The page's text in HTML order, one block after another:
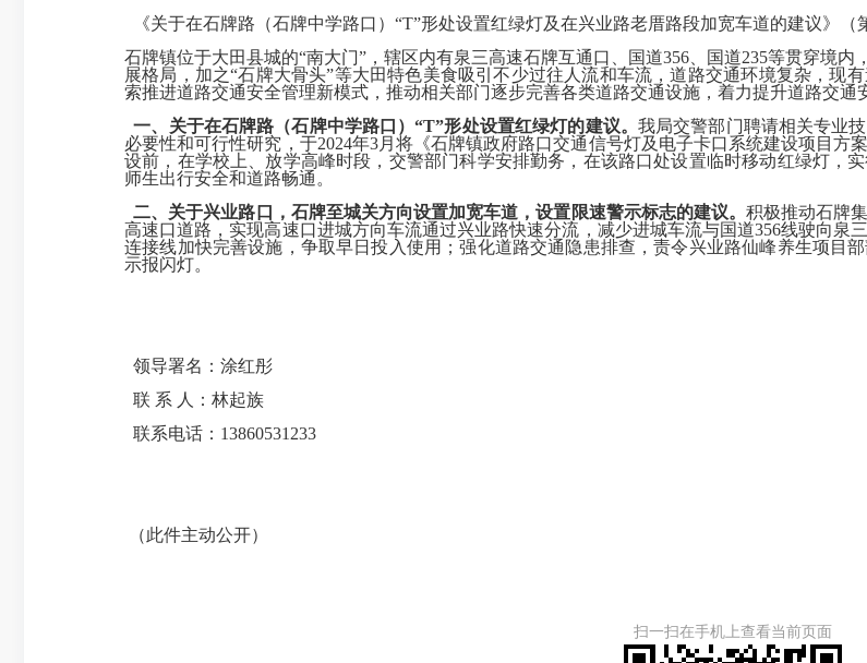
《关于在石牌路（石牌中学路口）“T”形处设置红绿灯及在兴业路老厝路段加宽车道的建议》（
石牌镇位于大田县城的“南大门”，辖区内有泉三高速石牌互通口、国道356、国道235等贯穿境
展格局，加之“石牌大骨头”等大田特色美食吸引不少过往人流和车流，道路交通环境复杂，现
索推进道路交通安全管理新模式，推动相关部门逐步完善各类道路交通设施，着力提升道路交通
一、关于在石牌路（石牌中学路口）“T”形处设置红绿灯的建议。 我局交警部门聘请相关专业
必要性和可行性研究，于2024年3月将《石牌镇政府路口交通信号灯及电子卡口系统建设项目
设前，在学校上、放学高峰时段，交警部门科学安排勤务，在该路口处设置临时移动红绿灯，
师生出行安全和道路畅通。
二、关于兴业路口，石牌至城关方向设置加宽车道，设置限速警示标志的建议。积极推动石牌
高速口道路，实现高速口进城方向车流通过兴业路快速分流，减少进城车流与国道356线驶向泉
连接线加快完善设施，争取早日投入使用；强化道路交通隐患排查，责令兴业路仙峰养生项目
示报闪灯。
领导署名：涂红彤
联 系 人：林起族
联系电话：13860531233
（此件主动公开）
扫一扫在手机上查看当前页面